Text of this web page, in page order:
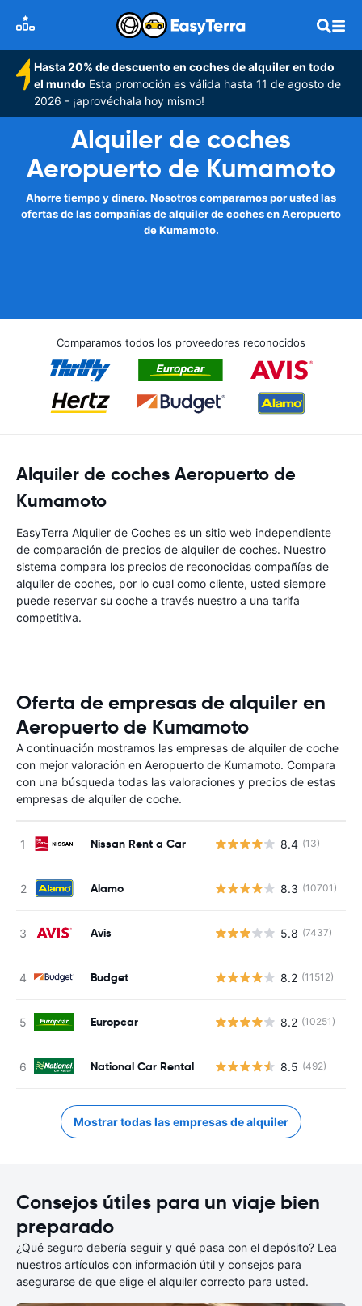
Hasta 20% de descuento en coches de alquiler en todo
el mundo Esta promoción es válida hasta 11 de agosto de
2026 - ¡aprovéchala hoy mismo!
Alquiler de coches
Aeropuerto de Kumamoto
Ahorre tiempo y dinero. Nosotros comparamos por usted las
ofertas de las compañías de alquiler de coches en Aeropuerto
de Kumamoto.
Comparamos todos los proveedores reconocidos
Alquiler de coches Aeropuerto de
Kumamoto
EasyTerra Alquiler de Coches es un sitio web independiente
de comparación de precios de alquiler de coches. Nuestro
sistema compara los precios de reconocidas compañías de
alquiler de coches, por lo cual como cliente, usted siempre
puede reservar su coche a través nuestro a una tarifa
competitiva.
Oferta de empresas de alquiler en
Aeropuerto de Kumamoto
A continuación mostramos las empresas de alquiler de coche
con mejor valoración en Aeropuerto de Kumamoto. Compara
con una búsqueda todas las valoraciones y precios de estas
empresas de alquiler de coche.
Nissan Rent a Car 8.4 (13)
Alamo 8.3 (10701)
Avis 5.8 (7437)
Budget 8.2 (11512)
Europcar 8.2 (10251)
National Car Rental 8.5 (492)
Mostrar todas las empresas de alquiler
Consejos útiles para un viaje bien
preparado
¿Qué seguro debería seguir y qué pasa con el depósito? Lea
nuestros artículos con información útil y consejos para
asegurarse de que elige el alquiler correcto para usted.